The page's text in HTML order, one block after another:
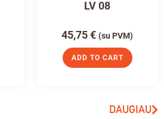
LV 08
45,75€ (su PVM)
ADD TO CART
DAUGIAU